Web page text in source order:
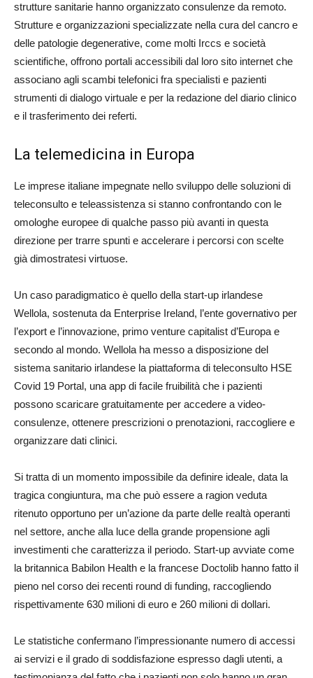
strutture sanitarie hanno organizzato consulenze da remoto.
Strutture e organizzazioni specializzate nella cura del cancro e
delle patologie degenerative, come molti Irccs e società
scientifiche, offrono portali accessibili dal loro sito internet che
associano agli scambi telefonici fra specialisti e pazienti
strumenti di dialogo virtuale e per la redazione del diario clinico
e il trasferimento dei referti.
La telemedicina in Europa
Le imprese italiane impegnate nello sviluppo delle soluzioni di
teleconsulto e teleassistenza si stanno confrontando con le
omologhe europee di qualche passo più avanti in questa
direzione per trarre spunti e accelerare i percorsi con scelte
già dimostratesi virtuose.
Un caso paradigmatico è quello della start-up irlandese
Wellola, sostenuta da Enterprise Ireland, l’ente governativo per
l’export e l’innovazione, primo venture capitalist d’Europa e
secondo al mondo. Wellola ha messo a disposizione del
sistema sanitario irlandese la piattaforma di teleconsulto HSE
Covid 19 Portal, una app di facile fruibilità che i pazienti
possono scaricare gratuitamente per accedere a video-
consulenze, ottenere prescrizioni o prenotazioni, raccogliere e
organizzare dati clinici.
Si tratta di un momento impossibile da definire ideale, data la
tragica congiuntura, ma che può essere a ragion veduta
ritenuto opportuno per un’azione da parte delle realtà operanti
nel settore, anche alla luce della grande propensione agli
investimenti che caratterizza il periodo. Start-up avviate come
la britannica Babilon Health e la francese Doctolib hanno fatto il
pieno nel corso dei recenti round di funding, raccogliendo
rispettivamente 630 milioni di euro e 260 milioni di dollari.
Le statistiche confermano l’impressionante numero di accessi
ai servizi e il grado di soddisfazione espresso dagli utenti, a